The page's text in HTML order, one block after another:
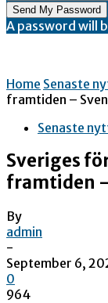
A password will
Home Senaste
framtiden –
Senaste
Sveriges
framtiden
By
admin
-
September 6,
0
964